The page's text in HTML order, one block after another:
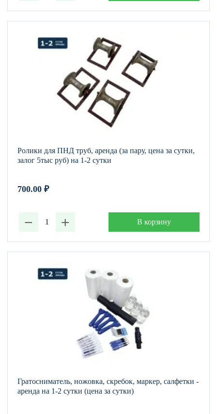
Ролики для ПНД труб, аренда (за пару, цена за сутки,
залог 5тыс руб) на 1-2 сутки
700.00 ₽
− + В корзину
Гратосниматель, ножовка, скребок, маркер, салфетки -
аренда на 1-2 сутки (цена за сутки)